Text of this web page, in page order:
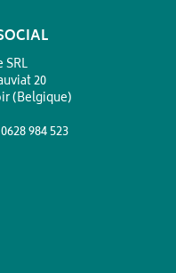
SRL
20
(Belgique)
984 523